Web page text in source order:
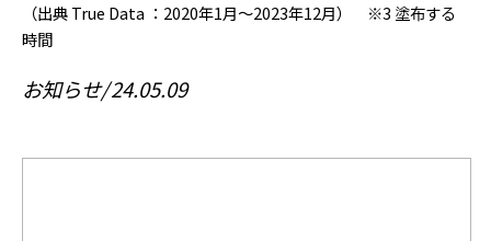
（出典 True Data ：2020年1月〜2023年12月） ※3 塗布する
時間
お知らせ 24.05.09